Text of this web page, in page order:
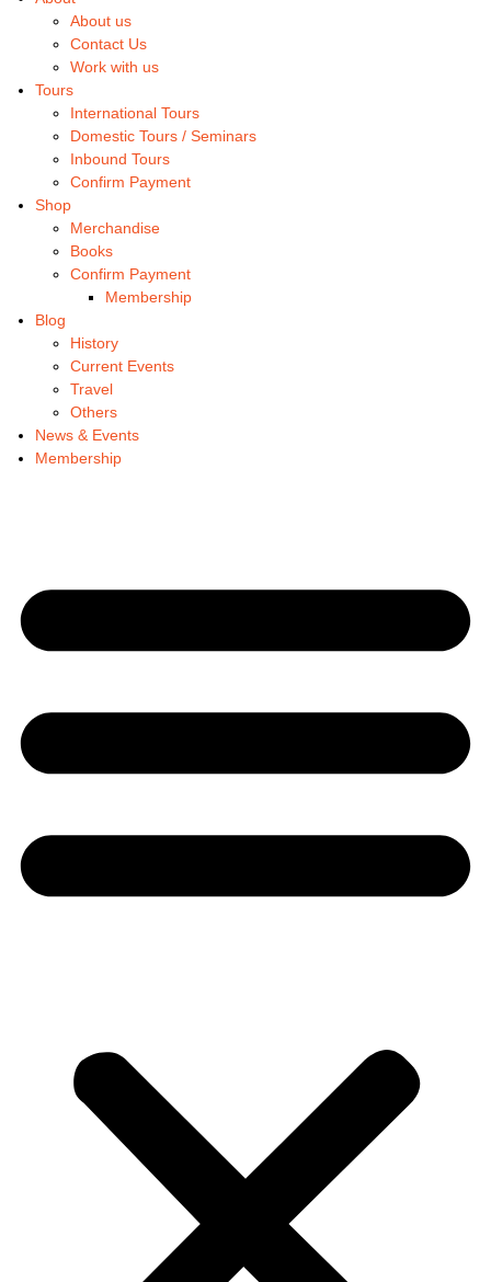
About us
Contact Us
Work with us
Tours
International Tours
Domestic Tours / Seminars
Inbound Tours
Confirm Payment
Shop
Merchandise
Books
Confirm Payment
Membership
Blog
History
Current Events
Travel
Others
News & Events
Membership